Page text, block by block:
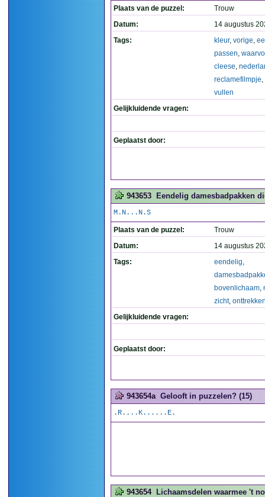
Plaats van de puzzel:
Trouw
Datum:
14 augustus
Tags:
kleur, vorige,
passen,
cleese,
reclamefilmpje,
vullen
Gelijkluidende vragen:
Geplaatst door:
943653 Eendelig damesbadpakken
M.N...N.S
Plaats van de puzzel:
Trouw
Datum:
14 augustus
Tags:
eendelig,
bovenlichaam,
zicht,
Gelijkluidende vragen:
Geplaatst door:
943654a Gelooft in puzzelen? (15)
.R....K......E.
943654 Lichaamsdelen waarmee 't